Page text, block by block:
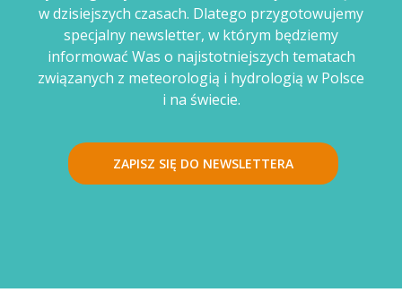
w dzisiejszych czasach. Dlatego przygotowujemy
specjalny newsletter, w którym będziemy
informować Was o najistotniejszych tematach
związanych z meteorologią i hydrologią w Polsce
i na świecie.
ZAPISZ SIĘ DO NEWSLETTERA